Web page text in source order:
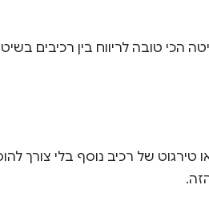
הכי טובה לריווח בין רכיבים